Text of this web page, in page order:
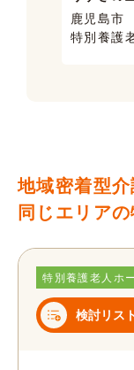
鹿児島市
特別養護
地域密着型
同じエリア
特別養護老人ホ
検討リス